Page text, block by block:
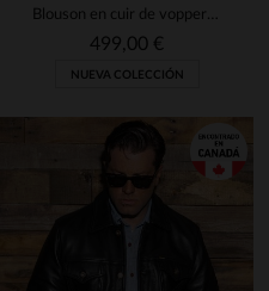
TALLAS DISPONIBLES
Blouson en cuir de voppero estilo Western en tonos cobrizosque envejece con carácter y elegancia.
499,00 €
NUEVA COLECCIÓN